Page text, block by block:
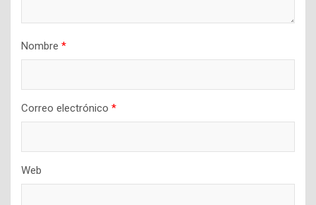
Nombre *
Correo electrónico *
Web